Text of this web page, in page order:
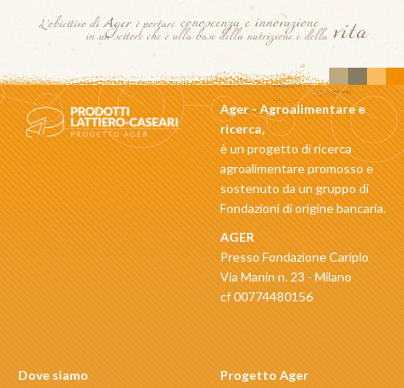
Ager - Agroalimentare e
ricerca,
è un progetto di ricerca
agroalimentare promosso e
sostenuto da un gruppo di
Fondazioni di origine bancaria.
AGER
Presso Fondazione Cariplo
Via Manin n. 23 - Milano
cf 00774480156
Dove siamo Progetto Ager